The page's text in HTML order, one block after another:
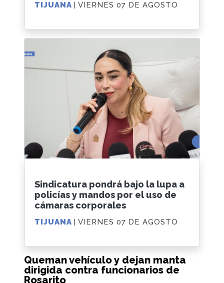
Queman vehículo y dejan manta
dirigida contra funcionarios de
Rosarito
TIJUANA | VIERNES 07 DE AGOSTO
Sindicatura pondrá bajo la lupa a
policías y mandos por el uso de
cámaras corporales
TIJUANA | VIERNES 07 DE AGOSTO